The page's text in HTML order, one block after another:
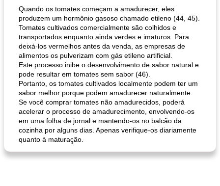
queijo festivo mergulho 'slaw' perfurador de romã temperada
Quando os tomates começam a amadurecer, eles
produzem um hormônio gasoso chamado etileno (44, 45).
Tomates cultivados comercialmente são colhidos e
transportados enquanto ainda verdes e imaturos. Para
deixá-los vermelhos antes da venda, as empresas de
alimentos os pulverizam com gás etileno artificial.
Este processo inibe o desenvolvimento de sabor natural e
pode resultar em tomates sem sabor (46).
Portanto, os tomates cultivados localmente podem ter um
sabor melhor porque podem amadurecer naturalmente.
Se você comprar tomates não amadurecidos, poderá
acelerar o processo de amadurecimento, envolvendo-os
em uma folha de jornal e mantendo-os no balcão da
cozinha por alguns dias. Apenas verifique-os diariamente
quanto à maturação.